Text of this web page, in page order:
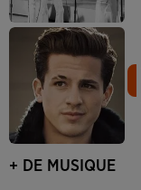
+ DE MUSIQUE